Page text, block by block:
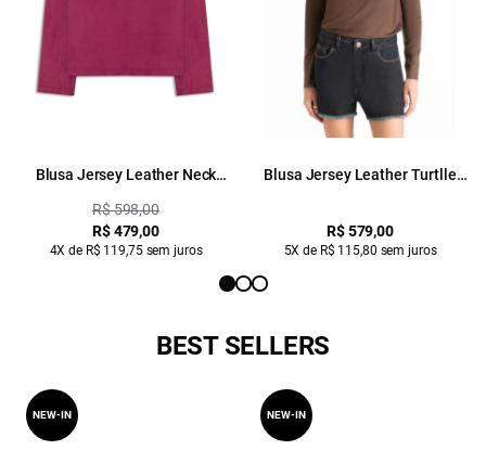
Blusa Jersey Leather Neck
R$ 598,00
R$ 479,00
4X de R$ 119,75 sem juros
Blusa Jersey Leather Turtlle
R$ 579,00
5X de R$ 115,80 sem juros
BEST SELLERS
NEW-IN NEW-IN